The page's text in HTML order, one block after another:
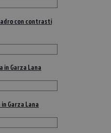
con contrasti
in Garza Lana
Garza Lana